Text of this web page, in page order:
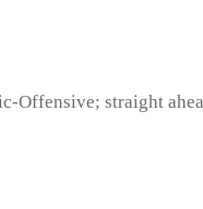
Offensive; straight